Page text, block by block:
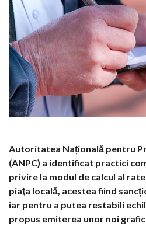
Autoritatea Națională pentru
(ANPC) a identificat practici
privire la modul de calcul al
piaţa locală, acestea fiind
iar pentru a putea restabili
propus emiterea unor noi